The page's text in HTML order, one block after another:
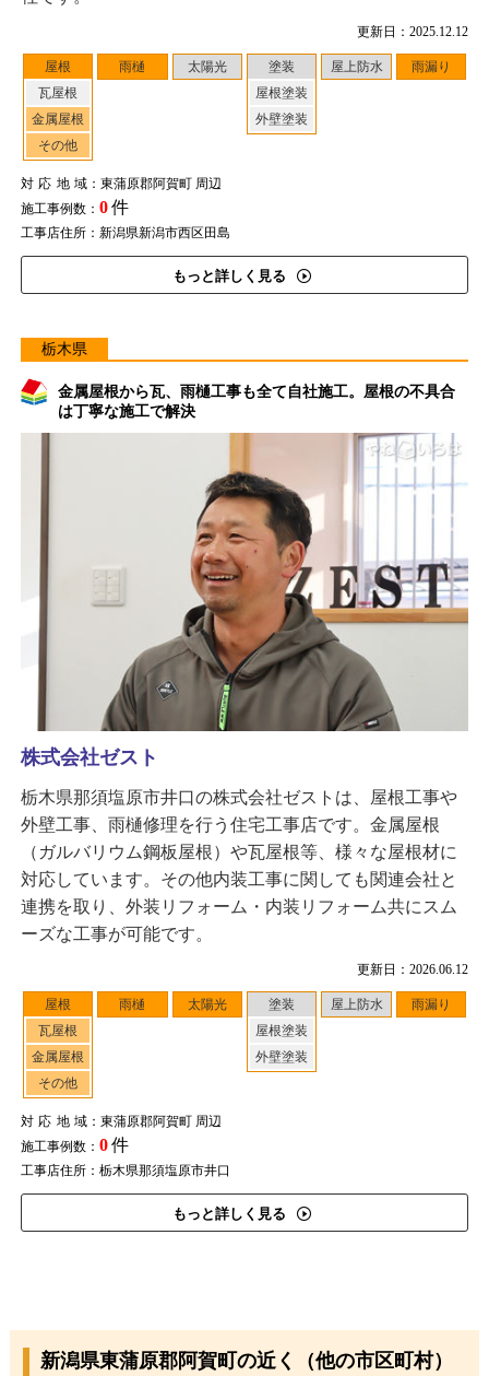
更新日：2025.12.12
屋根
瓦屋根
金属屋根
その他
雨樋 太陽光
塗装
屋根塗装
外壁塗装
屋上防水 雨漏り
対応地域：東蒲原郡阿賀町 周辺
施工事例数： 0件
工事店住所：新潟県新潟市西区田島
もっと詳しく見る
栃木県
金属屋根から瓦、雨樋工事も全て自社施工。屋根の不具合
は丁寧な施工で解決
更新日：2026.06.12
屋根
瓦屋根
金属屋根
その他
雨樋 太陽光
塗装
屋根塗装
外壁塗装
屋上防水 雨漏り
対応地域：東蒲原郡阿賀町 周辺
施工事例数： 0件
工事店住所：栃木県那須塩原市井口
もっと詳しく見る
株式会社ゼスト
栃木県那須塩原市井口の株式会社ゼストは、屋根工事や
外壁工事、雨樋修理を行う住宅工事店です。金属屋根
（ガルバリウム鋼板屋根）や瓦屋根等、様々な屋根材に
対応しています。その他内装工事に関しても関連会社と
連携を取り、外装リフォーム・内装リフォーム共にスム
ーズな工事が可能です。
新潟県東蒲原郡阿賀町の近く（他の市区町村）